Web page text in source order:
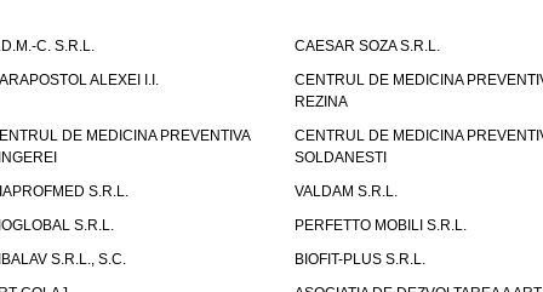
C. S.R.L.
CAESAR SOZA S.R.L.
ALEXEI I.I.
CENTRUL DE MEDICINA
REZINA
DE MEDICINA PREVENTIVA
CENTRUL DE MEDICINA
SOLDANESTI
S.R.L.
VALDAM S.R.L.
S.R.L.
PERFETTO MOBILI S.R.L.
S.R.L., S.C.
BIOFIT-PLUS S.R.L.